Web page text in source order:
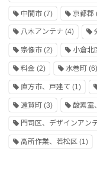
中間市 (7) 京都郡
八木アンテナ (4)
宗像市 (2) 小倉北
料金 (2) 水巻町(6)
直方市、戸建て (1)
遠賀町 (3) 酸素室
門司区、デザインアン
高所作業、若松区 (1)